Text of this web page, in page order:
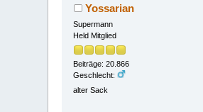
Yossarian
Supermann
Held Mitglied
Beiträge: 20.866
Geschlecht:
alter Sack